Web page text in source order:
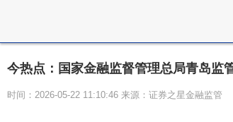
今热点：国家金融监督管理总局青岛监
时间：2026-05-22 11:10:46 来源：证券之星金融监管